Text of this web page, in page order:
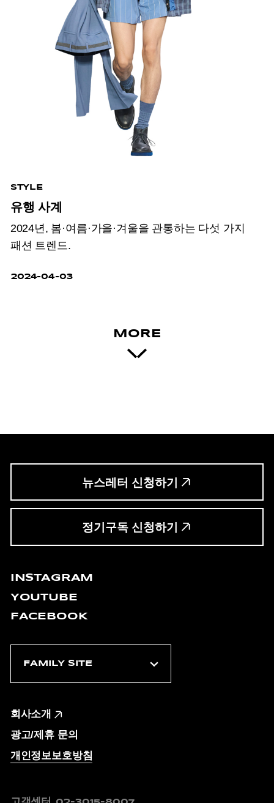
STYLE
유행 사계
2024년, 봄·여름·가을·겨울을 관통하는 다섯 가지
패션 트렌드.
2024-04-03
MORE
뉴스레터 신청하기
정기구독 신청하기
INSTAGRAM
YOUTUBE
FACEBOOK
회사소개
광고/제휴 문의
개인정보보호방침